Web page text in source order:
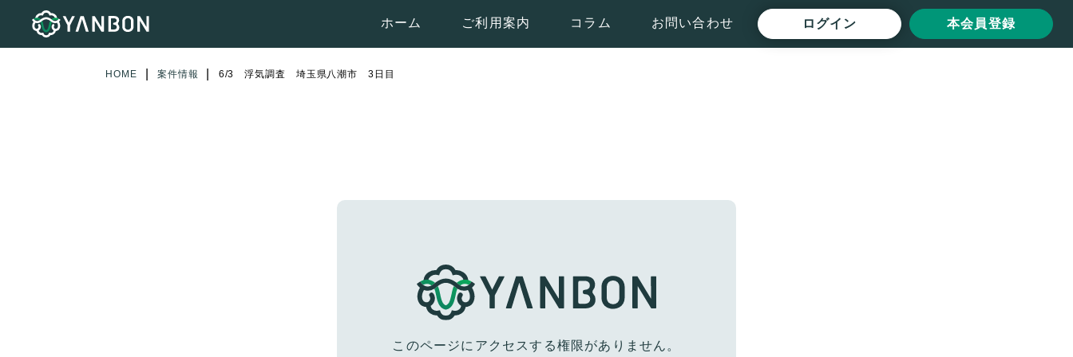
ホーム ご利用案内 コラム お問い合わせ ログイン 本会員登録
HOME 案件情報 6/3 浮気調査 埼玉県八潮市 3日目
このページにアクセスする権限がありません。